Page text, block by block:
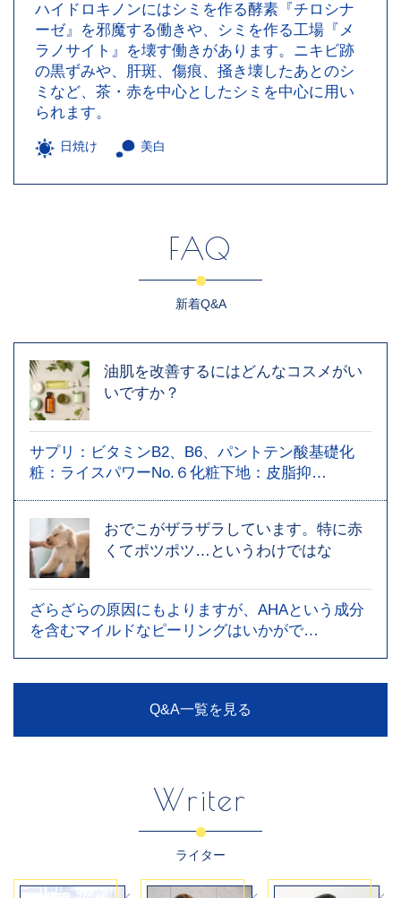
ハイドロキノンにはシミを作る酵素『チロシナ
ーゼ』を邪魔する働きや、シミを作る工場『メ
ラノサイト』を壊す働きがあります。ニキビ跡
の黒ずみや、肝斑、傷痕、掻き壊したあとのシ
ミなど、茶・赤を中心としたシミを中心に用い
られます。
日焼け 美白
FAQ
新着Q&A
油肌を改善するにはどんなコスメがい
いですか？
サプリ：ビタミンB2、B6、パントテン酸基礎化
粧：ライスパワーNo.６化粧下地：皮脂抑…
おでこがザラザラしています。特に赤
くてポツポツ…というわけではな
ざらざらの原因にもよりますが、AHAという成分
を含むマイルドなピーリングはいかがで…
Q&A一覧を見る
Writer
ライター